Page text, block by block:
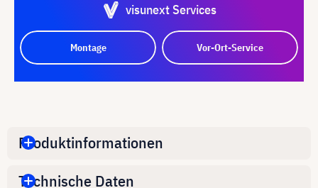
visunext Services
Montage Vor-Ort-Service
Produktinformationen
Technische Daten